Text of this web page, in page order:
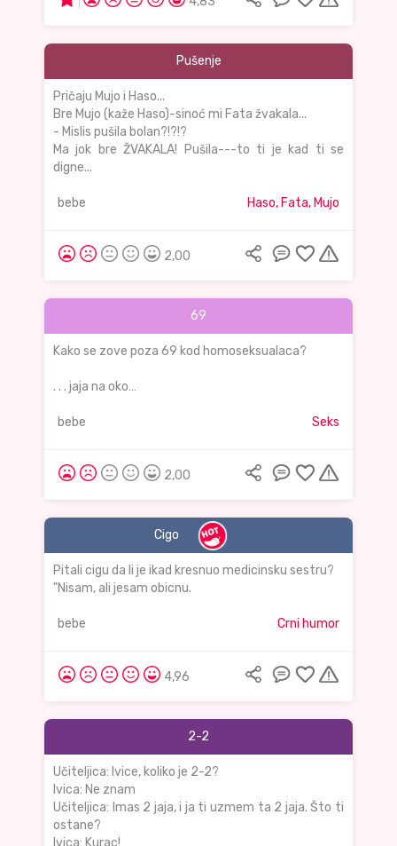
Pušenje
Pričaju Mujo i Haso...
Bre Mujo (kaže Haso)-sinoć mi Fata žvakala...
- Mislis pušila bolan?!?!?
Ma jok bre ŽVAKALA! Pušila---to ti je kad ti se
digne...
bebe Haso, Fata, Mujo
2,00
69
Kako se zove poza 69 kod homoseksualaca?
. . . jaja na oko…
bebe Seks
2,00
Cigo
Pitali cigu da li je ikad kresnuo medicinsku sestru?
"Nisam, ali jesam obicnu.
bebe Crni humor
4,96
2-2
Učiteljica: Ivice, koliko je 2-2?
Ivica: Ne znam
Učiteljica: Imas 2 jaja, i ja ti uzmem ta 2 jaja. Što ti
ostane?